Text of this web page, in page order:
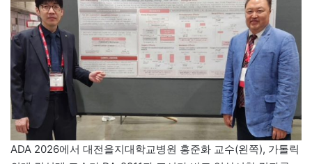
ADA 2026에서 대전을지대학교병원 홍준화 교수(왼쪽), 가톨릭